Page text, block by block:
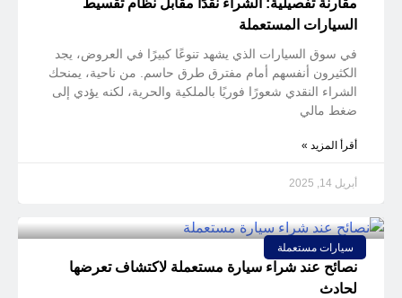
مقارنة تفصيلية: الشراء نقدًا مقابل نظام تقسيط
السيارات المستعملة
في سوق السيارات الذي يشهد تنوعًا كبيرًا في العروض، يجد
الكثيرون أنفسهم أمام مفترق طرق حاسم. من ناحية، يمنحك
الشراء النقدي شعورًا فوريًا بالملكية والحرية، لكنه يؤدي إلى
ضغط مالي
أقرأ المزيد »
أبريل 14, 2025
سيارات مستعملة
نصائح عند شراء سيارة مستعملة لاكتشاف تعرضها
لحادث